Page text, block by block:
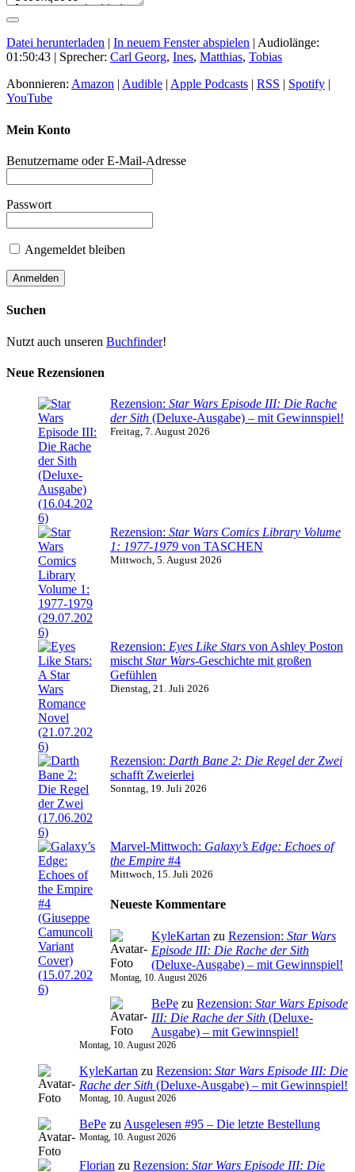
Datei herunterladen In neuem Fenster abspielen Audiolänge:
01:50:43 | Sprecher: Carl Georg, Ines, Matthias, Tobias
Abonnieren: Amazon Audible Apple Podcasts RSS Spotify
YouTube
Mein Konto
Benutzername oder E-Mail-Adresse
Passwort
Angemeldet bleiben
Suchen
Nutzt auch unseren Buchfinder!
Neue Rezensionen
Rezension: Star Wars Episode III: Die Rache
der Sith (Deluxe-Ausgabe) – mit Gewinnspiel!
Freitag, 7. August 2026
Rezension: Star Wars Comics Library Volume
1: 1977-1979 von TASCHEN
Mittwoch, 5. August 2026
Rezension: Eyes Like Stars von Ashley Poston
mischt Star Wars-Geschichte mit großen
Gefühlen
Dienstag, 21. Juli 2026
Rezension: Darth Bane 2: Die Regel der Zwei
schafft Zweierlei
Sonntag, 19. Juli 2026
Marvel-Mittwoch: Galaxy’s Edge: Echoes of
the Empire #4
Mittwoch, 15. Juli 2026
Neueste Kommentare
KyleKartan zu Rezension: Star Wars
Episode III: Die Rache der Sith
(Deluxe-Ausgabe) – mit Gewinnspiel!
Montag, 10. August 2026
BePe zu Rezension: Star Wars Episode
III: Die Rache der Sith (Deluxe-
Ausgabe) – mit Gewinnspiel!
Montag, 10. August 2026
KyleKartan zu Rezension: Star Wars Episode III: Die
Rache der Sith (Deluxe-Ausgabe) – mit Gewinnspiel!
Montag, 10. August 2026
BePe zu Ausgelesen #95 – Die letzte Bestellung
Montag, 10. August 2026
Florian zu Rezension: Star Wars Episode III: Die